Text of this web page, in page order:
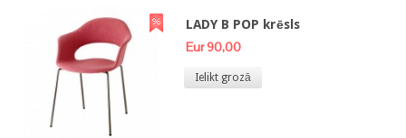
LADY B POP krēsls
Eur 90,00
Ielikt grozā